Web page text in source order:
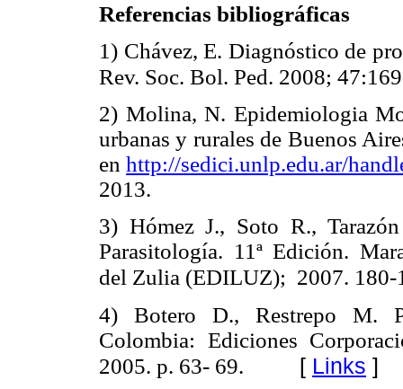
Referencias bibliográficas
1) Chávez, E. Diagnóstico de
Rev. Soc. Bol. Ped. 2008;
2) Molina, N. Epidemiologia
urbanas y rurales de Buenos
enhttp://sedici.unlp.edu.ar/
2013.
3) Hómez J., Soto R.,
Parasitología. 11ª Edición.
del Zulia (EDILUZ); 2007.
4) Botero D., Restrepo M.
Colombia: Ediciones
2005. p. 63- 69.
[ Links ]